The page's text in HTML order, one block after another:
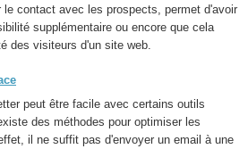
le contact avec les prospects, permet d'avoir
supplémentaire ou encore que cela
des visiteurs d'un site web.
peut être facile avec certains outils
des méthodes pour optimiser les
il ne suffit pas d'envoyer un email à une